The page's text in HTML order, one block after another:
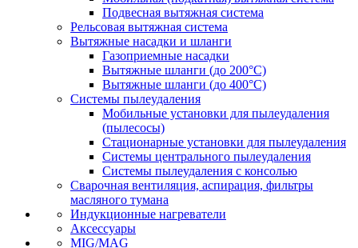
Подвесная вытяжная система
Рельсовая вытяжная система
Вытяжные насадки и шланги
Газоприемные насадки
Вытяжные шланги (до 200°C)
Вытяжные шланги (до 400°C)
Системы пылеудаления
Мобильные установки для пылеудаления
(пылесосы)
Стационарные установки для пылеудаления
Системы центрального пылеудаления
Системы пылеудаления с консолью
Сварочная вентиляция, аспирация, фильтры
масляного тумана
Индукционные нагреватели
Аксессуары
MIG/MAG